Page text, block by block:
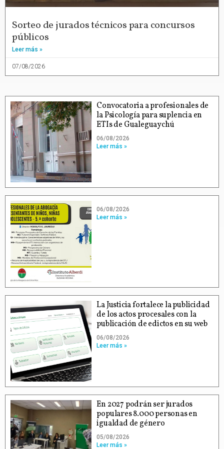
Sorteo de jurados técnicos para concursos
públicos
Leer más »
07/08/2026
Convocatoria a profesionales de
la Psicología para suplencia en
ETIs de Gualeguaychú
06/08/2026
Leer más »
06/08/2026
Leer más »
La Justicia fortalece la publicidad
de los actos procesales con la
publicación de edictos en su web
06/08/2026
Leer más »
En 2027 podrán ser jurados
populares 8.000 personas en
igualdad de género
05/08/2026
Leer más »